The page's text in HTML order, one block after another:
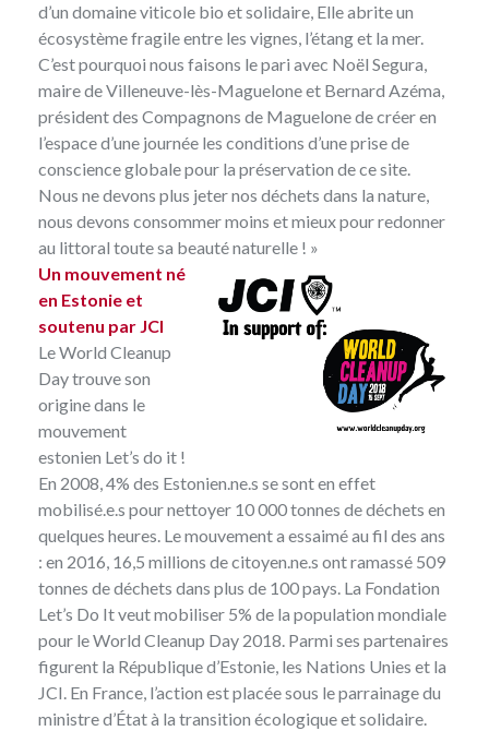
d’un domaine viticole bio et solidaire, Elle abrite un
écosystème fragile entre les vignes, l’étang et la mer.
C’est pourquoi nous faisons le pari avec Noël Segura,
maire de Villeneuve-lès-Maguelone et Bernard Azéma,
président des Compagnons de Maguelone de créer en
l’espace d’une journée les conditions d’une prise de
conscience globale pour la préservation de ce site.
Nous ne devons plus jeter nos déchets dans la nature,
nous devons consommer moins et mieux pour redonner
au littoral toute sa beauté naturelle ! »
Un mouvement né
en Estonie et
soutenu par JCI
LeWorld Cleanup
Daytrouve son
origine dans le
mouvement
estonien Let’s do it !
En 2008, 4% des Estonien.ne.s se sont en effet
mobilisé.e.s pour nettoyer 10 000 tonnes de déchets en
quelques heures. Le mouvement a essaimé au fil des ans
: en 2016, 16,5 millions de citoyen.ne.s ont ramassé 509
tonnes de déchets dans plus de 100 pays. La Fondation
Let’s Do Itveut mobiliser 5% de la population mondiale
pour le World Cleanup Day 2018. Parmi ses partenaires
figurent la République d’Estonie, les Nations Unies et la
JCI. En France, l’action est placée sous le parrainage du
ministre d’État à la transition écologique et solidaire.